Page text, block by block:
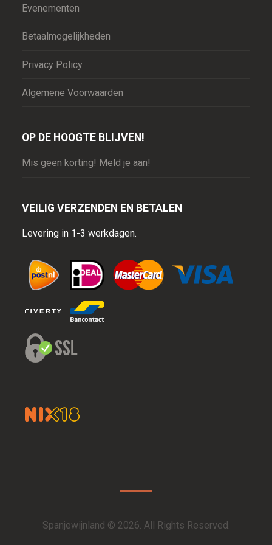
Evenementen
Betaalmogelijkheden
Privacy Policy
Algemene Voorwaarden
OP DE HOOGTE BLIJVEN!
Mis geen korting! Meld je aan!
VEILIG VERZENDEN EN BETALEN
Levering in 1-3 werkdagen.
Spanjewijnland © 2026. All Rights Reserved.